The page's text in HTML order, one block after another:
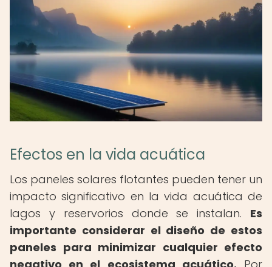
Efectos en la vida acuática
Los paneles solares flotantes pueden tener un
impacto significativo en la vida acuática de
lagos y reservorios donde se instalan. Es
importante considerar el diseño de estos
paneles para minimizar cualquier efecto